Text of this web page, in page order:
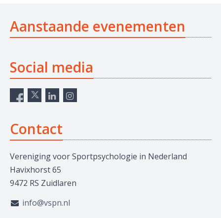
Aanstaande evenementen
Social media
Contact
Vereniging voor Sportpsychologie in Nederland
Havixhorst 65
9472 RS Zuidlaren
info@vspn.nl